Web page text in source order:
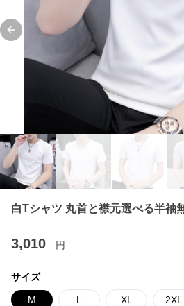
Previous slide
白Tシャツ 丸首と襟元選べる半袖
3,010 円
サイズ
M L XL 2XL